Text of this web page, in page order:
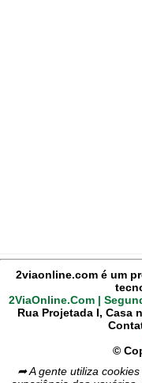
2viaonline.com é um
2ViaOnline.Com |
Rua Projetada I, Casa
©
➦ A gente utiliza